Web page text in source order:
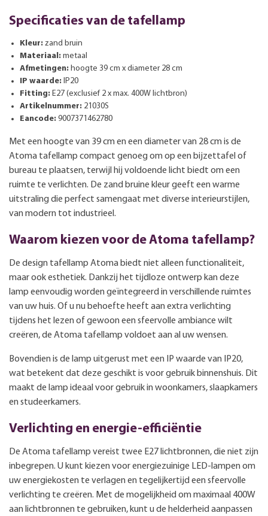
Specificaties van de tafellamp
Kleur: zand bruin
Materiaal: metaal
Afmetingen: hoogte 39 cm x diameter 28 cm
IP waarde: IP20
Fitting: E27 (exclusief 2 x max. 400W lichtbron)
Artikelnummer: 21030S
Eancode: 9007371462780
Met een hoogte van 39 cm en een diameter van 28 cm is de
Atoma tafellamp compact genoeg om op een bijzettafel of
bureau te plaatsen, terwijl hij voldoende licht biedt om een
ruimte te verlichten. De zand bruine kleur geeft een warme
uitstraling die perfect samengaat met diverse interieurstijlen,
van modern tot industrieel.
Waarom kiezen voor de Atoma tafellamp?
De design tafellamp Atoma biedt niet alleen functionaliteit,
maar ook esthetiek. Dankzij het tijdloze ontwerp kan deze
lamp eenvoudig worden geïntegreerd in verschillende ruimtes
van uw huis. Of u nu behoefte heeft aan extra verlichting
tijdens het lezen of gewoon een sfeervolle ambiance wilt
creëren, de Atoma tafellamp voldoet aan al uw wensen.
Bovendien is de lamp uitgerust met een IP waarde van IP20,
wat betekent dat deze geschikt is voor gebruik binnenshuis. Dit
maakt de lamp ideaal voor gebruik in woonkamers, slaapkamers
en studeerkamers.
Verlichting en energie-efficiëntie
De Atoma tafellamp vereist twee E27 lichtbronnen, die niet zijn
inbegrepen. U kunt kiezen voor energiezuinige LED-lampen om
uw energiekosten te verlagen en tegelijkertijd een sfeervolle
verlichting te creëren. Met de mogelijkheid om maximaal 400W
aan lichtbronnen te gebruiken, kunt u de helderheid aanpassen